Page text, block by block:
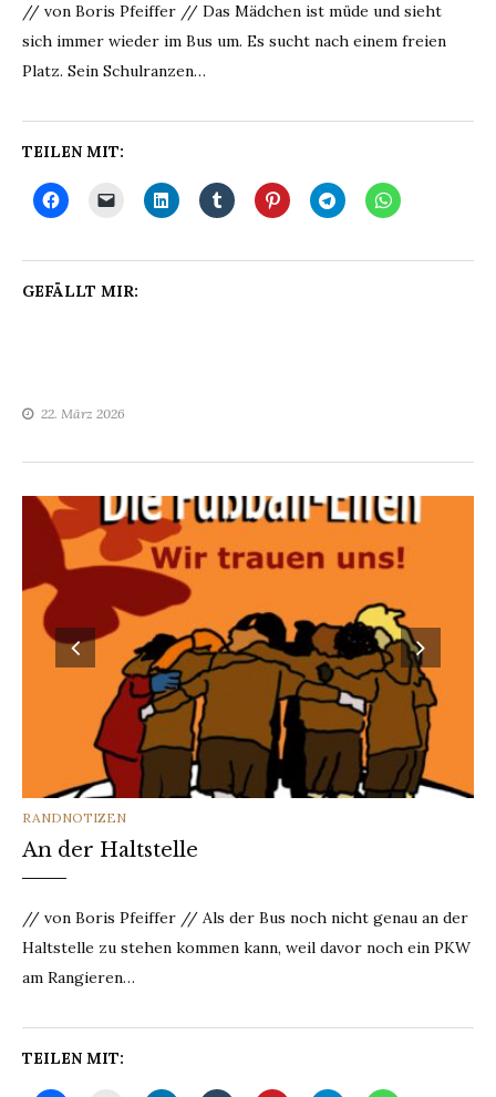
// von Boris Pfeiffer // Das Mädchen ist müde und sieht
sich immer wieder im Bus um. Es sucht nach einem freien
Platz. Sein Schulranzen…
TEILEN MIT:
GEFÄLLT MIR:
22. März 2026
CATEGORIES
RANDNOTIZEN
An der Haltstelle
// von Boris Pfeiffer // Als der Bus noch nicht genau an der
Haltstelle zu stehen kommen kann, weil davor noch ein PKW
am Rangieren…
TEILEN MIT: